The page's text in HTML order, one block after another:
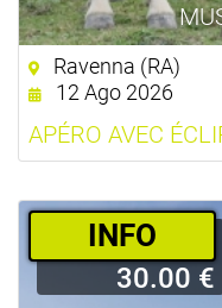
Ravenna (RA)
12 Ago 2026
APÉRO AVEC
­INFO
30.00 €